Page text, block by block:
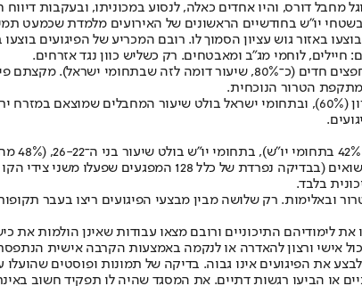
דורס, והיו אחדים כאלה, לנסוע במכוניתו, ובעקבות דיווח
חיילים, לוחמי מג"ב ומאבטחים. רק כשליש כוון נגד אזרחים.
הטרור הנוכחית.
ובאלימות. רק שלושה מבין מבצעי הפיגועים ריצו בעבר
את לימודיהם התיכוניים ורובם מצאו עבודות שאינן הולמות
אישי ורצון להאדרה או לנקמה באמצעות הקרבה אישית
את הפיגועים אינו גבוה. בדיקה של תמונות ופוסטים שהועלו
דתיים או הביעו רגשות דתיים. את המסגד שהיה לו תפקיד חשוב